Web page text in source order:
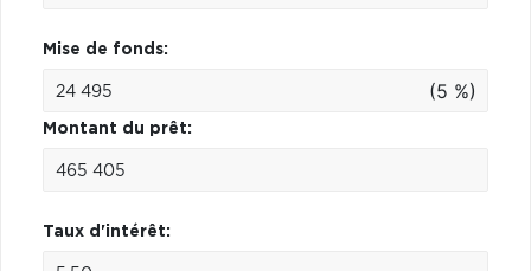
Mise de fonds:
(5 %)
Montant du prêt:
Taux d'intérêt: